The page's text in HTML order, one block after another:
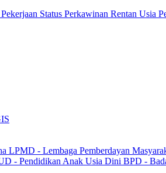
Status Perkawinan Rentan Usia
LPMD - Lembaga Pemberdayan
- Pendidikan Anak Usia Dini BPD -